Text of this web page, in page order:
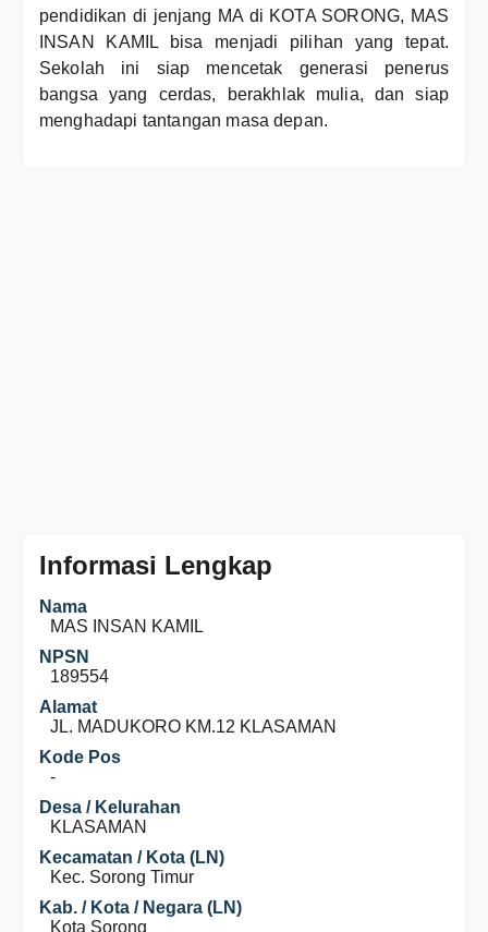
pendidikan di jenjang MA di KOTA SORONG, MAS
INSAN KAMIL bisa menjadi pilihan yang tepat.
Sekolah ini siap mencetak generasi penerus
bangsa yang cerdas, berakhlak mulia, dan siap
menghadapi tantangan masa depan.
Informasi Lengkap
Nama
MAS INSAN KAMIL
NPSN
189554
Alamat
JL. MADUKORO KM.12 KLASAMAN
Kode Pos
-
Desa / Kelurahan
KLASAMAN
Kecamatan / Kota (LN)
Kec. Sorong Timur
Kab. / Kota / Negara (LN)
Kota Sorong